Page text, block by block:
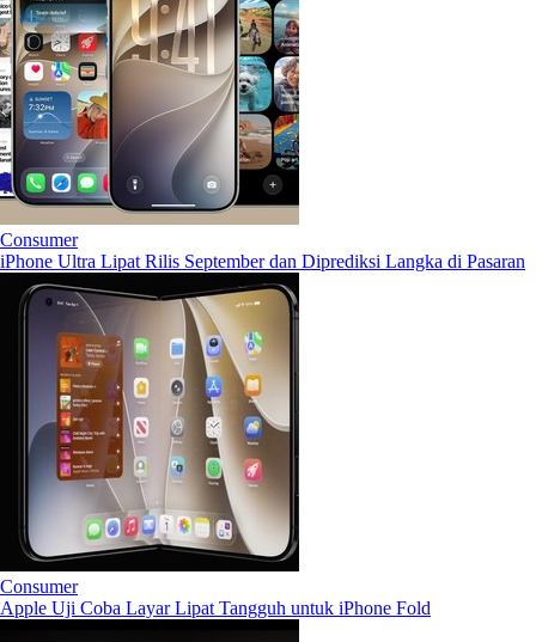
Consumer
iPhone Ultra Lipat Rilis September dan Diprediksi Langka di Pasaran
Consumer
Apple Uji Coba Layar Lipat Tangguh untuk iPhone Fold